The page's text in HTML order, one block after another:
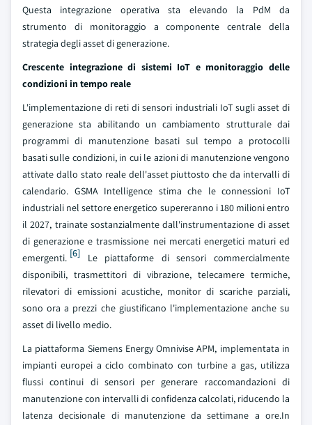
Questa integrazione operativa sta elevando la PdM da
strumento di monitoraggio a componente centrale della
strategia degli asset di generazione.
Crescente integrazione di sistemi IoT e monitoraggio delle
condizioni in tempo reale
L'implementazione di reti di sensori industriali IoT sugli asset di
generazione sta abilitando un cambiamento strutturale dai
programmi di manutenzione basati sul tempo a protocolli
basati sulle condizioni, in cui le azioni di manutenzione vengono
attivate dallo stato reale dell'asset piuttosto che da intervalli di
calendario. GSMA Intelligence stima che le connessioni IoT
industriali nel settore energetico supereranno i 180 milioni entro
il 2027, trainate sostanzialmente dall'instrumentazione di asset
di generazione e trasmissione nei mercati energetici maturi ed
emergenti. [6] Le piattaforme di sensori commercialmente
disponibili, trasmettitori di vibrazione, telecamere termiche,
rilevatori di emissioni acustiche, monitor di scariche parziali,
sono ora a prezzi che giustificano l'implementazione anche su
asset di livello medio.
La piattaforma Siemens Energy Omnivise APM, implementata in
impianti europei a ciclo combinato con turbine a gas, utilizza
flussi continui di sensori per generare raccomandazioni di
manutenzione con intervalli di confidenza calcolati, riducendo la
latenza decisionale di manutenzione da settimane a ore.In